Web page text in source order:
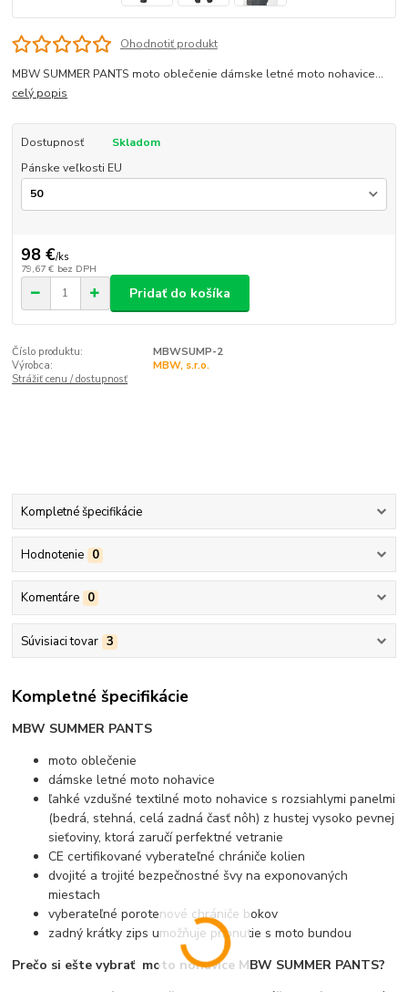
Ohodnotiť produkt
MBW SUMMER PANTS moto oblečenie dámske letné moto nohavice...
celý popis
Dostupnosť
Skladom
Pánske veľkosti EU
98 €/ks
79,67 € bez DPH
Pridať do košíka
Číslo produktu:
MBWSUMP-2
Výrobca:
MBW, s.r.o.
Strážiť cenu / dostupnosť
Kompletné špecifikácie
Hodnotenie 0
Komentáre 0
Súvisiaci tovar 3
Kompletné špecifikácie
MBW SUMMER PANTS
moto oblečenie
dámske letné moto nohavice
ľahké vzdušné textilné moto nohavice s rozsiahlymi panelmi
(bedrá, stehná, celá zadná časť nôh) z hustej vysoko pevnej
sieťoviny, ktorá zaručí perfektné vetranie
CE certifikované vyberateľné chrániče kolien
dvojité a trojité bezpečnostné švy na exponovaných
miestach
vyberateľné porotenové chrániče bokov
zadný krátky zips umožňuje pripnutie s moto bundou
Prečo si ešte vybrať moto nohavice MBW SUMMER PANTS?